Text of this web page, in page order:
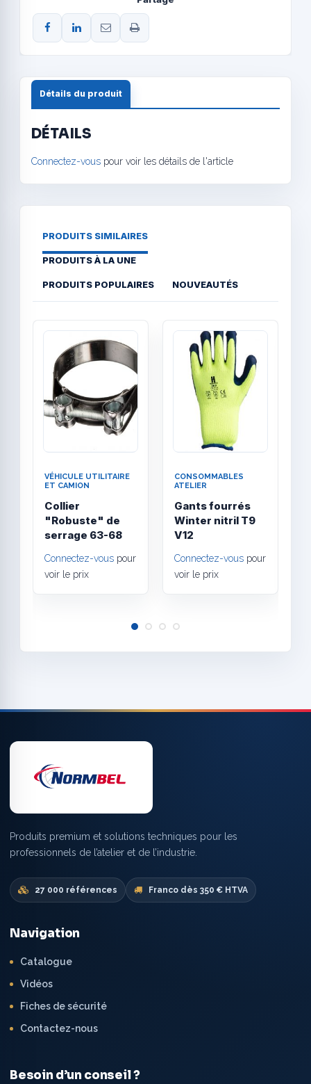
Détails du produit
DÉTAILS
Connectez-vous pour voir les détails de l'article
PRODUITS SIMILAIRES
PRODUITS À LA UNE
PRODUITS POPULAIRES NOUVEAUTÉS
Quick View
VÉHICULE UTILITAIRE
ET CAMION
Collier
"Robuste" de
serrage 63-68
Connectez-vous pour
voir le prix
CONSOMMABLES
ATELIER
Gants fourrés
Winter nitril T9
V12
Connectez-vous pour
voir le prix
Produits premium et solutions techniques pour les
professionnels de l’atelier et de l’industrie.
27 000 références Franco dès 350 € HTVA
Navigation
Catalogue
Vidéos
Fiches de sécurité
Contactez-nous
Besoin d’un conseil ?